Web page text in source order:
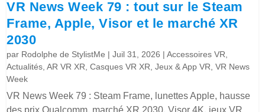
VR News Week 79 : tout sur le Steam
Frame, Apple, Visor et le marché XR
2030
par Rodolphe de StylistMe |Juil 31, 2026 |Accessoires VR
Actualités ,AR VR XR ,Casques VR XR ,Jeux & App VR ,VR News
Week
VR News Week 79 : Steam Frame, lunettes Apple, hausse